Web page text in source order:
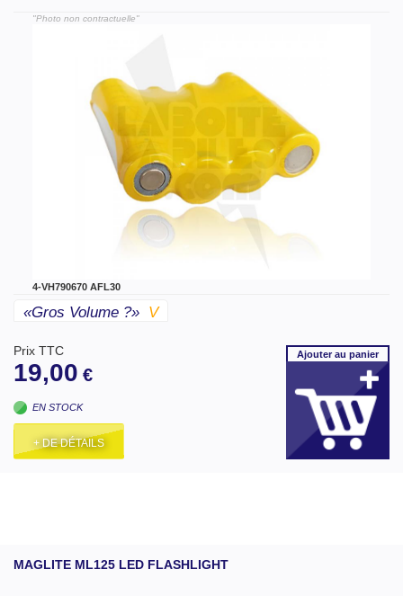
"Photo non contractuelle"
4-VH790670 AFL30
«gros Volume ?» V
Prix TTC
19,00 €
EN STOCK
+ DE DÉTAILS
Ajouterau panier
MAGLITE ML125 LED FLASHLIGHT